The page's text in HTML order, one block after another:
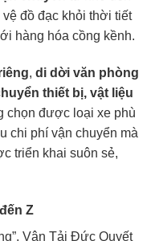
vệ đồ đạc khỏi thời tiết
hàng hóa cồng kềnh.
, di dời văn phòng
thiết bị, vật liệu
chọn được loại xe phù
chi phí vận chuyển mà
triển khai suôn sẻ,
Z
Vận Tải Đức Quyết